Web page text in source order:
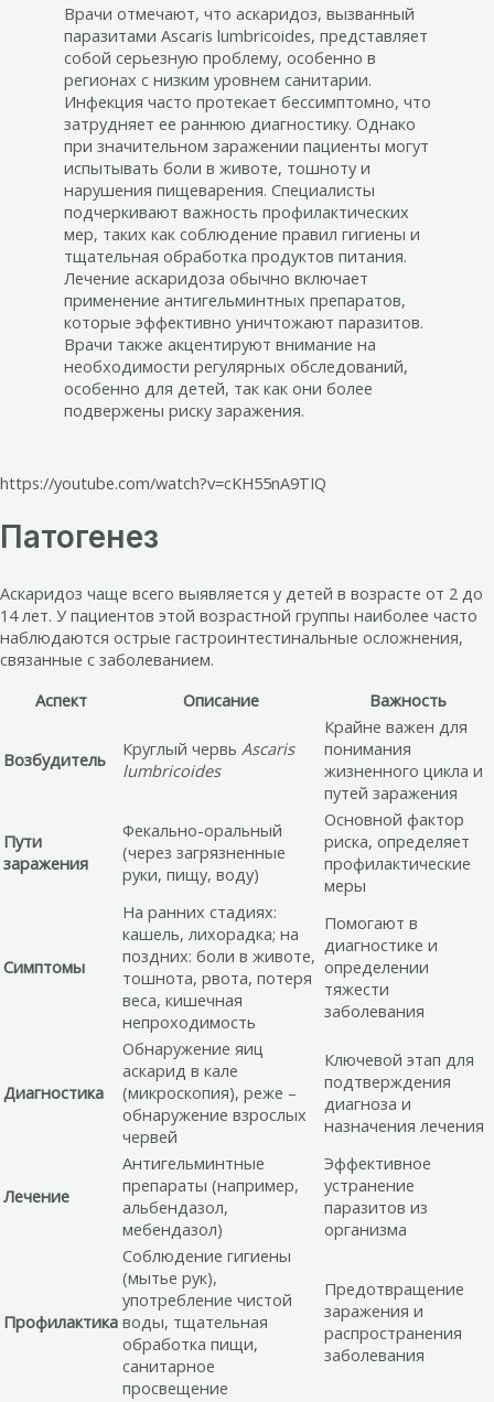
Врачи отмечают, что аскаридоз, вызванный
паразитами Ascaris lumbricoides, представляет
собой серьезную проблему, особенно в
регионах с низким уровнем санитарии.
Инфекция часто протекает бессимптомно, что
затрудняет ее раннюю диагностику. Однако
при значительном заражении пациенты могут
испытывать боли в животе, тошноту и
нарушения пищеварения. Специалисты
подчеркивают важность профилактических
мер, таких как соблюдение правил гигиены и
тщательная обработка продуктов питания.
Лечение аскаридоза обычно включает
применение антигельминтных препаратов,
которые эффективно уничтожают паразитов.
Врачи также акцентируют внимание на
необходимости регулярных обследований,
особенно для детей, так как они более
подвержены риску заражения.
https://youtube.com/watch?v=cKH55nA9TIQ
Патогенез
Аскаридоз чаще всего выявляется у детей в возрасте от 2 до
14 лет. У пациентов этой возрастной группы наиболее часто
наблюдаются острые гастроинтестинальные осложнения,
связанные с заболеванием.
Аспект
Описание Важность
Возбудитель Круглый червь Ascaris
lumbricoides
Крайне важен для
понимания
жизненного цикла и
путей заражения
Пути
заражения
Фекально-оральный
(через загрязненные
руки, пищу, воду)
Основной фактор
риска, определяет
профилактические
меры
Симптомы
На ранних стадиях:
кашель, лихорадка; на
поздних: боли в животе,
тошнота, рвота, потеря
веса, кишечная
непроходимость
Помогают в
диагностике и
определении
тяжести
заболевания
Диагностика
Обнаружение яиц
аскарид в кале
(микроскопия), реже –
обнаружение взрослых
червей
Ключевой этап для
подтверждения
диагноза и
назначения лечения
Лечение
Антигельминтные
препараты (например,
альбендазол,
мебендазол)
Эффективное
устранение
паразитов из
организма
Профилактика
Соблюдение гигиены
(мытье рук),
употребление чистой
воды, тщательная
обработка пищи,
санитарное
просвещение
Предотвращение
заражения и
распространения
заболевания